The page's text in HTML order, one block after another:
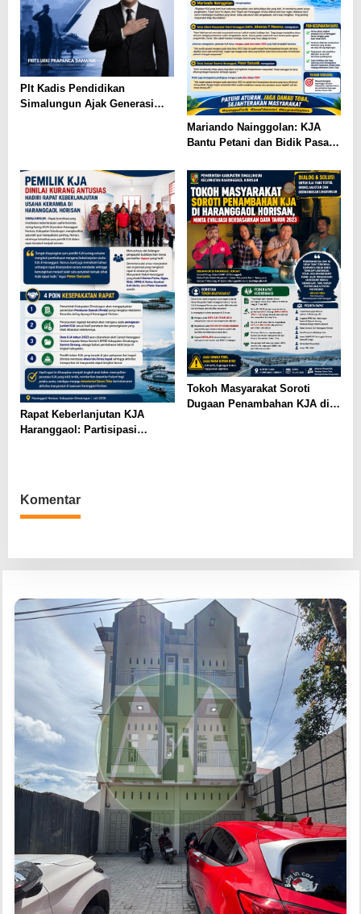
Plt Kadis Pendidikan
Simalungun Ajak Generasi
Mariando Nainggolan: KJA
Bantu Petani dan Bidik Pasar
AMPH dan Dearma Tegaskan
Penataan Harus Mengacu Data
2023
Rapat Keberlanjutan KJA
Haranggaol: Partisipasi
Tokoh Masyarakat Soroti
Dugaan Penambahan KJA di
Komentar